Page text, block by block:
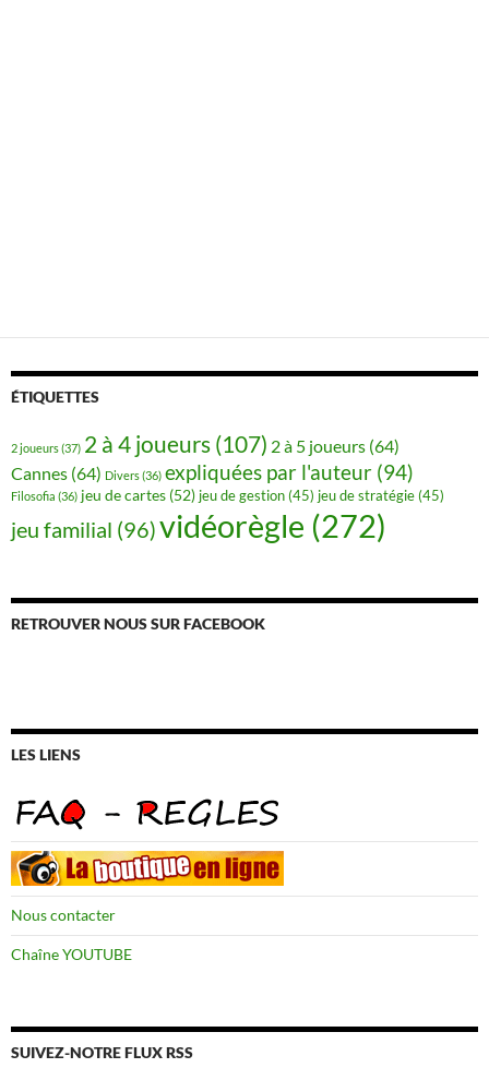
ÉTIQUETTES
2 joueurs(37) 2 à 4 joueurs (107) 2 à 5 joueurs (64)
Cannes (64) Divers(36) expliquées par l'auteur (94)
Filosofia (36) jeu de cartes (52) jeu de gestion (45) jeu de stratégie (45)
jeu familial (96)vidéorègle (272)
RETROUVER NOUS SUR FACEBOOK
LES LIENS
Nous contacter
Chaîne YOUTUBE
SUIVEZ-NOTRE FLUX RSS